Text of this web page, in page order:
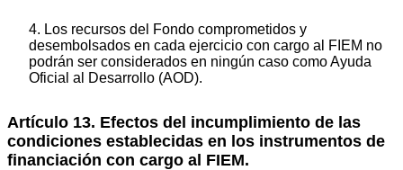
4. Los recursos del Fondo comprometidos y
desembolsados en cada ejercicio con cargo al FIEM no
podrán ser considerados en ningún caso como Ayuda
Oficial al Desarrollo (AOD).
Artículo 13. Efectos del incumplimiento de las
condiciones establecidas en los instrumentos de
financiación con cargo al FIEM.